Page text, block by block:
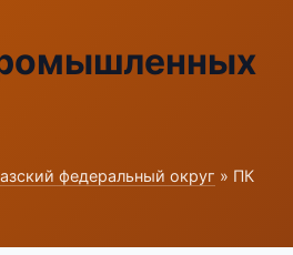
федеральный округ » ПК